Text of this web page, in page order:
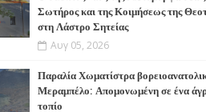
Σωτήρος και της Κοιμήσεως της
στη Λάστρο Σητείας
Αυγ 05, 2026
Παραλία Χωματίστρα
Μεραμπέλο: Απομονωμένη σε ένα
τοπίο